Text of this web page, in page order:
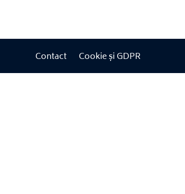
Contact Cookie și GDPR